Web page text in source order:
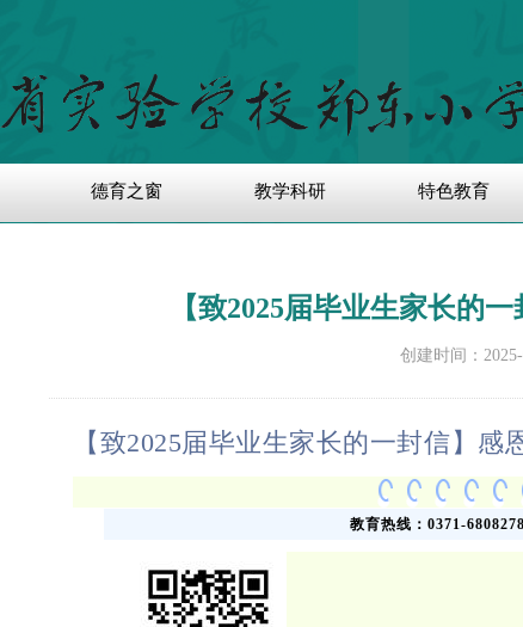
德育之窗 教学科研 特色教育
【致2025届毕业生家长的
创建时间：
【致2025届毕业生家长的一封信】感
教育热线： 0371-